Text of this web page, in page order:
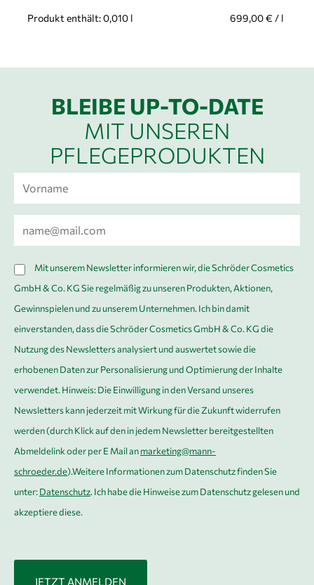
699,00€ / l
Produkt enthält: 0,010 l
BLEIBE UP-TO-DATE
MIT UNSEREN
PFLEGEPRODUKTEN
r
m
e
*
a
i
l
*
D
S
O
*
Mit unserem Newsletter informieren wir, die Schröder Cosmetics
GmbH & Co. KG Sie regelmäßig zu unseren Produkten, Aktionen,
Gewinnspielen und zu unserem Unternehmen. Ich bin damit
einverstanden, dass die Schröder Cosmetics GmbH & Co. KG die
Nutzung des Newsletters analysiert und auswertet sowie die
erhobenen Daten zur Personalisierung und Optimierung der Inhalte
verwendet. Hinweis: Die Einwilligung in den Versand unseres
Newsletters kann jederzeit mit Wirkung für die Zukunft widerrufen
werden (durch Klick auf den in jedem Newsletter bereitgestellten
Abmeldelink oder per E Mail anmarketing@mann-
schroeder.de).Weitere Informationen zum Datenschutz finden Sie
unter:Datenschutz. Ich habe die Hinweise zum Datenschutz gelesen und
akzeptiere diese.